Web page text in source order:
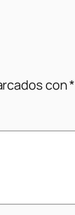
con*